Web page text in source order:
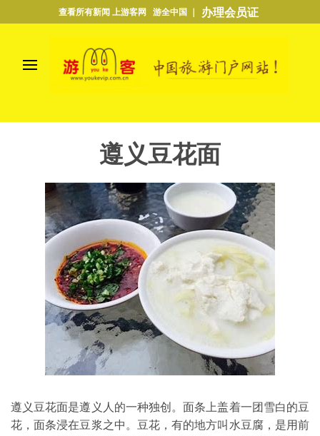
查看所有新闻 上游客网 游全中国 ｜ 办理会员证
遵义豆花面
遵义 豆花面是遵义人的一种独创。面条上盖着一团雪白的豆
花，面条浸在豆浆之中。豆花，有的地方叫 水豆腐，是用前